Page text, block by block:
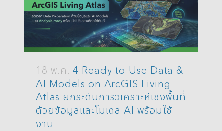
18 พ.ค. 4 Ready-to-Use Data &
AI Models on ArcGIS Living
Atlas ยกระดับการวิเคราะห์เชิงพื้นที่
ด้วยข้อมูลและโมเดล AI พร้อมใช้
งาน